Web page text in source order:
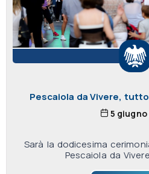
Pescaiola da Vivere,
5 giugno
Sarà la dodicesima
Pescaiola da